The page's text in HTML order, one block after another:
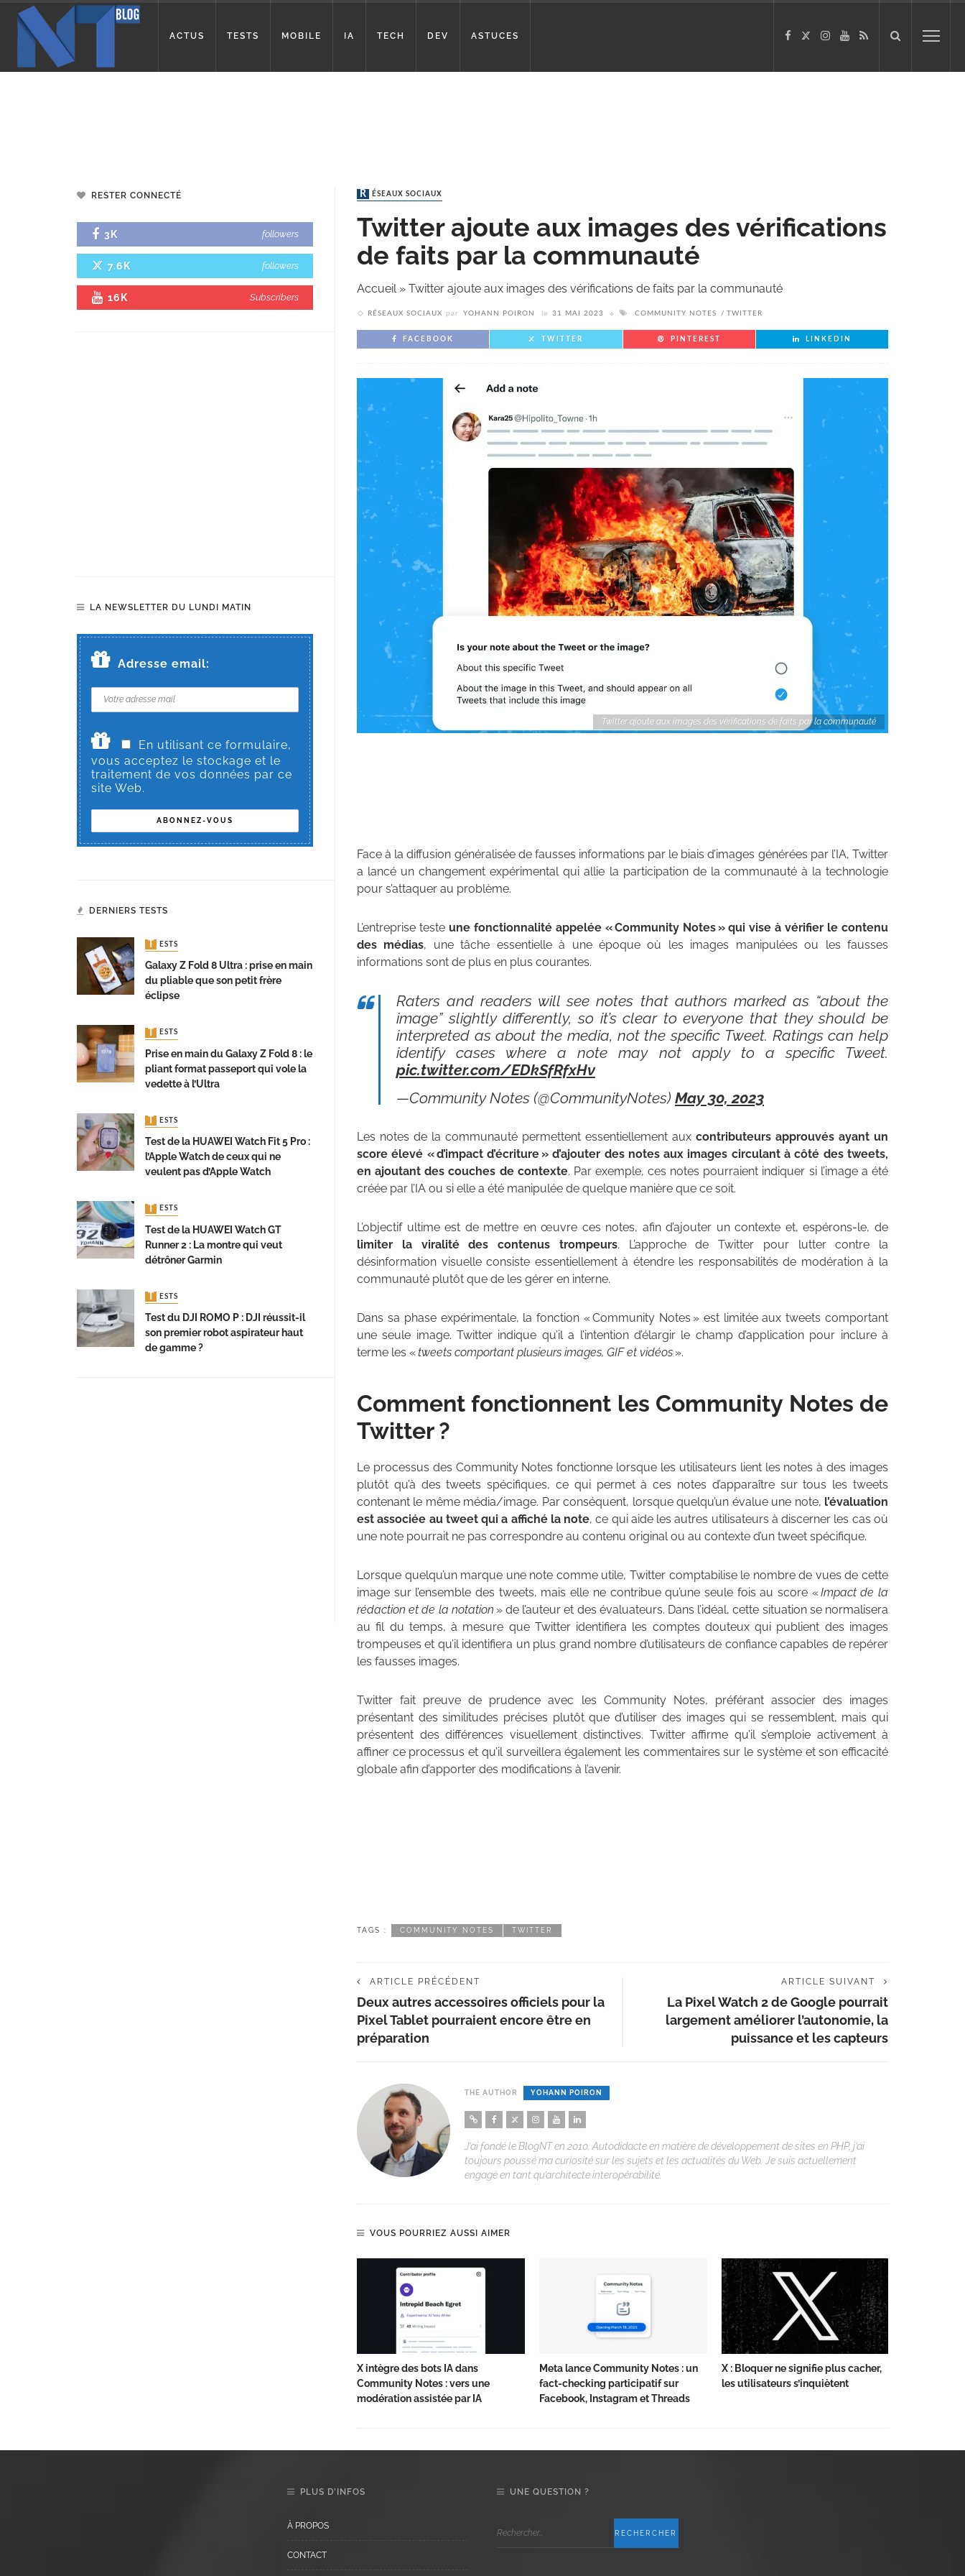
ACTUS TESTS MOBILE IA TECH DEV ASTUCES
RÉSEAUX SOCIAUX
Twitter ajoute aux images des vérifications
de faits par la communauté
Accueil» Twitter ajoute aux images des vérifications de faits par la communauté
RÉSEAUX SOCIAUX par YOHANN POIRON le 31 MAI 2023 COMMUNITY NOTES TWITTER
FACEBOOK TWITTER PINTEREST LINKEDIN
Twitter ajoute aux images des vérifications de faits par la communauté
Face à la diffusion généralisée de fausses informations par le biais d’images générées par l’IA, Twitter
a lancé un changement expérimental qui allie la participation de la communauté à la technologie
pour s’attaquer au problème.
L’entreprise teste une fonctionnalité appelée « Community Notes » qui vise à vérifier le contenu
des médias, une tâche essentielle à une époque où les images manipulées ou les fausses
informations sont de plus en plus courantes.
Raters and readers will see notes that authors marked as “about the
image” slightly differently, so it’s clear to everyone that they should be
interpreted as about the media, not the specific Tweet. Ratings can help
identify cases where a note may not apply to a specific Tweet.
pic.twitter.com/EDkSfRfxHv
—Community Notes (@CommunityNotes) May 30, 2023
Les notes de la communauté permettent essentiellement aux contributeurs approuvés ayant un
score élevé « d’impact d’écriture » d’ajouter des notes aux images circulant à côté des tweets,
en ajoutant des couches de contexte. Par exemple, ces notes pourraient indiquer si l’image a été
créée par l’IA ou si elle a été manipulée de quelque manière que ce soit.
L’objectif ultime est de mettre en œuvre ces notes, afin d’ajouter un contexte et, espérons-le, de
limiter la viralité des contenus trompeurs. L’approche de Twitter pour lutter contre la
désinformation visuelle consiste essentiellement à étendre les responsabilités de modération à la
communauté plutôt que de les gérer en interne.
Dans sa phase expérimentale, la fonction « Community Notes » est limitée aux tweets comportant
une seule image. Twitter indique qu’il a l’intention d’élargir le champ d’application pour inclure à
terme les «tweets comportant plusieurs images, GIF et vidéos ».
Comment fonctionnent les Community Notes de
Twitter ?
Le processus des Community Notes fonctionne lorsque les utilisateurs lient les notes à des images
plutôt qu’à des tweets spécifiques, ce qui permet à ces notes d’apparaître sur tous les tweets
contenant le même média/image. Par conséquent, lorsque quelqu’un évalue une note, l’évaluation
est associée au tweet qui a affiché la note, ce qui aide les autres utilisateurs à discerner les cas où
une note pourrait ne pas correspondre au contenu original ou au contexte d’un tweet spécifique.
Lorsque quelqu’un marque une note comme utile, Twitter comptabilise le nombre de vues de cette
image sur l’ensemble des tweets, mais elle ne contribue qu’une seule fois au score «Impact de la
rédaction et de la notation » de l’auteur et des évaluateurs. Dans l’idéal, cette situation se normalisera
au fil du temps, à mesure que Twitter identifiera les comptes douteux qui publient des images
trompeuses et qu’il identifiera un plus grand nombre d’utilisateurs de confiance capables de repérer
les fausses images.
Twitter fait preuve de prudence avec les Community Notes, préférant associer des images
présentant des similitudes précises plutôt que d’utiliser des images qui se ressemblent, mais qui
présentent des différences visuellement distinctives. Twitter affirme qu’il s’emploie activement à
affiner ce processus et qu’il surveillera également les commentaires sur le système et son efficacité
globale afin d’apporter des modifications à l’avenir.
TAGS : COMMUNITY NOTES TWITTER
ARTICLE PRÉCÉDENT
Deux autres accessoires officiels pour la
Pixel Tablet pourraient encore être en
préparation
ARTICLE SUIVANT
La Pixel Watch 2 de Google pourrait
largement améliorer l’autonomie, la
puissance et les capteurs
THE AUTHOR YOHANN POIRON
J’ai fondé le BlogNT en 2010. Autodidacte en matière de développement de sites en PHP, j’ai
toujours poussé ma curiosité sur les sujets et les actualités du Web. Je suis actuellement
engagé en tant qu’architecte interopérabilité.
VOUS POURRIEZ AUSSI AIMER
X intègre des bots IA dans
Community Notes : vers une
modération assistée par IA
Meta lance Community Notes : un
fact-checking participatif sur
Facebook, Instagram et Threads
X : Bloquer ne signifie plus cacher,
les utilisateurs s’inquiètent
RESTER CONNECTÉ
3K followers
7.6K followers
16K Subscribers
LA NEWSLETTER DU LUNDI MATIN
Adresse email:
En utilisant ce formulaire,
vous acceptez le stockage et le
traitement de vos données par ce
site Web.
DERNIERS TESTS
TESTS
Galaxy Z Fold 8 Ultra : prise en main
du pliable que son petit frère
éclipse
TESTS
Prise en main du Galaxy Z Fold 8 : le
pliant format passeport qui vole la
vedette à l’Ultra
TESTS
Test de la HUAWEI Watch Fit 5 Pro :
l’Apple Watch de ceux qui ne
veulent pas d’Apple Watch
TESTS
Test de la HUAWEI Watch GT
Runner 2 : La montre qui veut
détrôner Garmin
TESTS
Test du DJI ROMO P : DJI réussit-il
son premier robot aspirateur haut
de gamme ?
PLUS D’INFOS
À PROPOS
CONTACT
UNE QUESTION ?